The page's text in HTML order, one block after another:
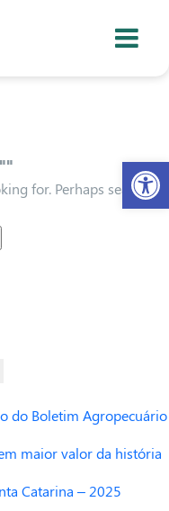
""
for. Perhaps searching
do Boletim Agropecuário
maior valor da história
Catarina – 2025